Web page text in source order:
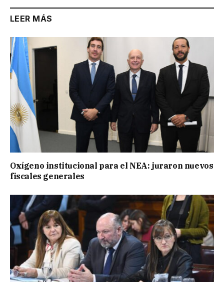
LEER MÁS
Oxígeno institucional para el NEA: juraron nuevos
fiscales generales